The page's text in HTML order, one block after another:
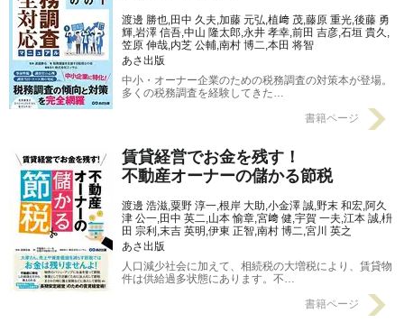
渡邊 勝也,田中 久夫,加藤 元弘,植﨑 茂,藤原 重光,後藤 勇
輝,岩澤 信吾,中山 隆太郎,永井 孝幸,前田 吉彦,石垣 貴久,
笠原 伸哉,内芝 公輔,南村 博二,本田 将智
あさ出版
中小・オーナー企業のための税務調査の対策本が登場。
多くの税務調査を経験してきた…
書籍ページ
賃貸経営でお金を残す！
不動産オーナーの儲かる節税
渡邊 浩滋,粟野 淳一,根岸 大助,小金澤 誠,野末 和宏,阿久
津 公一,田中 英二,山本 愉章,宮﨑 健,宇賀 一夫,江本 誠,枡
田 宗利,末吉 英明,伊東 正智,南村 博二,宮川 英之
あさ出版
人口減少社会に加えて、相続税の大増税により、賃貸物
件は供給過多状態にあります。不…
書籍ページ